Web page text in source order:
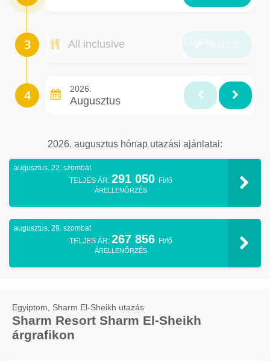
All inclusive
2026.
Augusztus
2026. augusztus hónap utazási ajánlatai:
augusztus. 22. szombat
TELJES ÁR: 291 050 Ft/fő
ÁRELLENŐRZÉS
augusztus. 29. szombat
TELJES ÁR: 267 856 Ft/fő
ÁRELLENŐRZÉS
Egyiptom, Sharm El-Sheikh utazás
Sharm Resort Sharm El-Sheikh
árgrafikon